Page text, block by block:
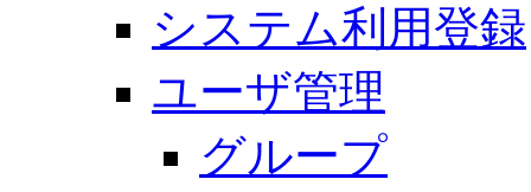
システム利用登録
ユーザ管理
グループ